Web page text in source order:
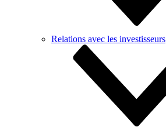
Relations avec les investisseurs